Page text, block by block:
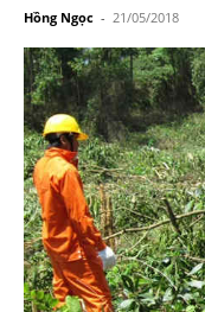
Hồng Ngọc - 21/05/2018